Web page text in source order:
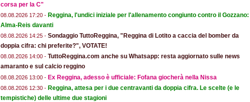
corsa per la C"
08.08.2026 17:20 - Reggina, l'undici iniziale per l'allenamento congiunto contro il Gozzano:
Alma-Reis davanti
08.08.2026 14:25 - Sondaggio TuttoReggina, "Reggina di Lotito a caccia del bomber da
doppia cifra: chi preferite?", VOTATE!
08.08.2026 14:00 - TuttoReggina.com anche su Whatsapp: resta aggiornato sulle news
amaranto e sul calcio reggino
08.08.2026 13:00 - Ex Reggina, adesso è ufficiale: Fofana giocherà nella Nissa
08.08.2026 12:30 - Reggina, attesa per i due centravanti da doppia cifra. Le scelte (e le
tempistiche) delle ultime due stagioni